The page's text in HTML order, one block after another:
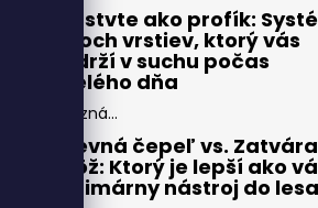
Vrstvte ako profík:
troch vrstiev, ktorý vás
udrží v suchu počas
celého dňa
Pozná...
Pevná čepeľ vs.
nôž: Ktorý je lepší ako
primárny nástroj do